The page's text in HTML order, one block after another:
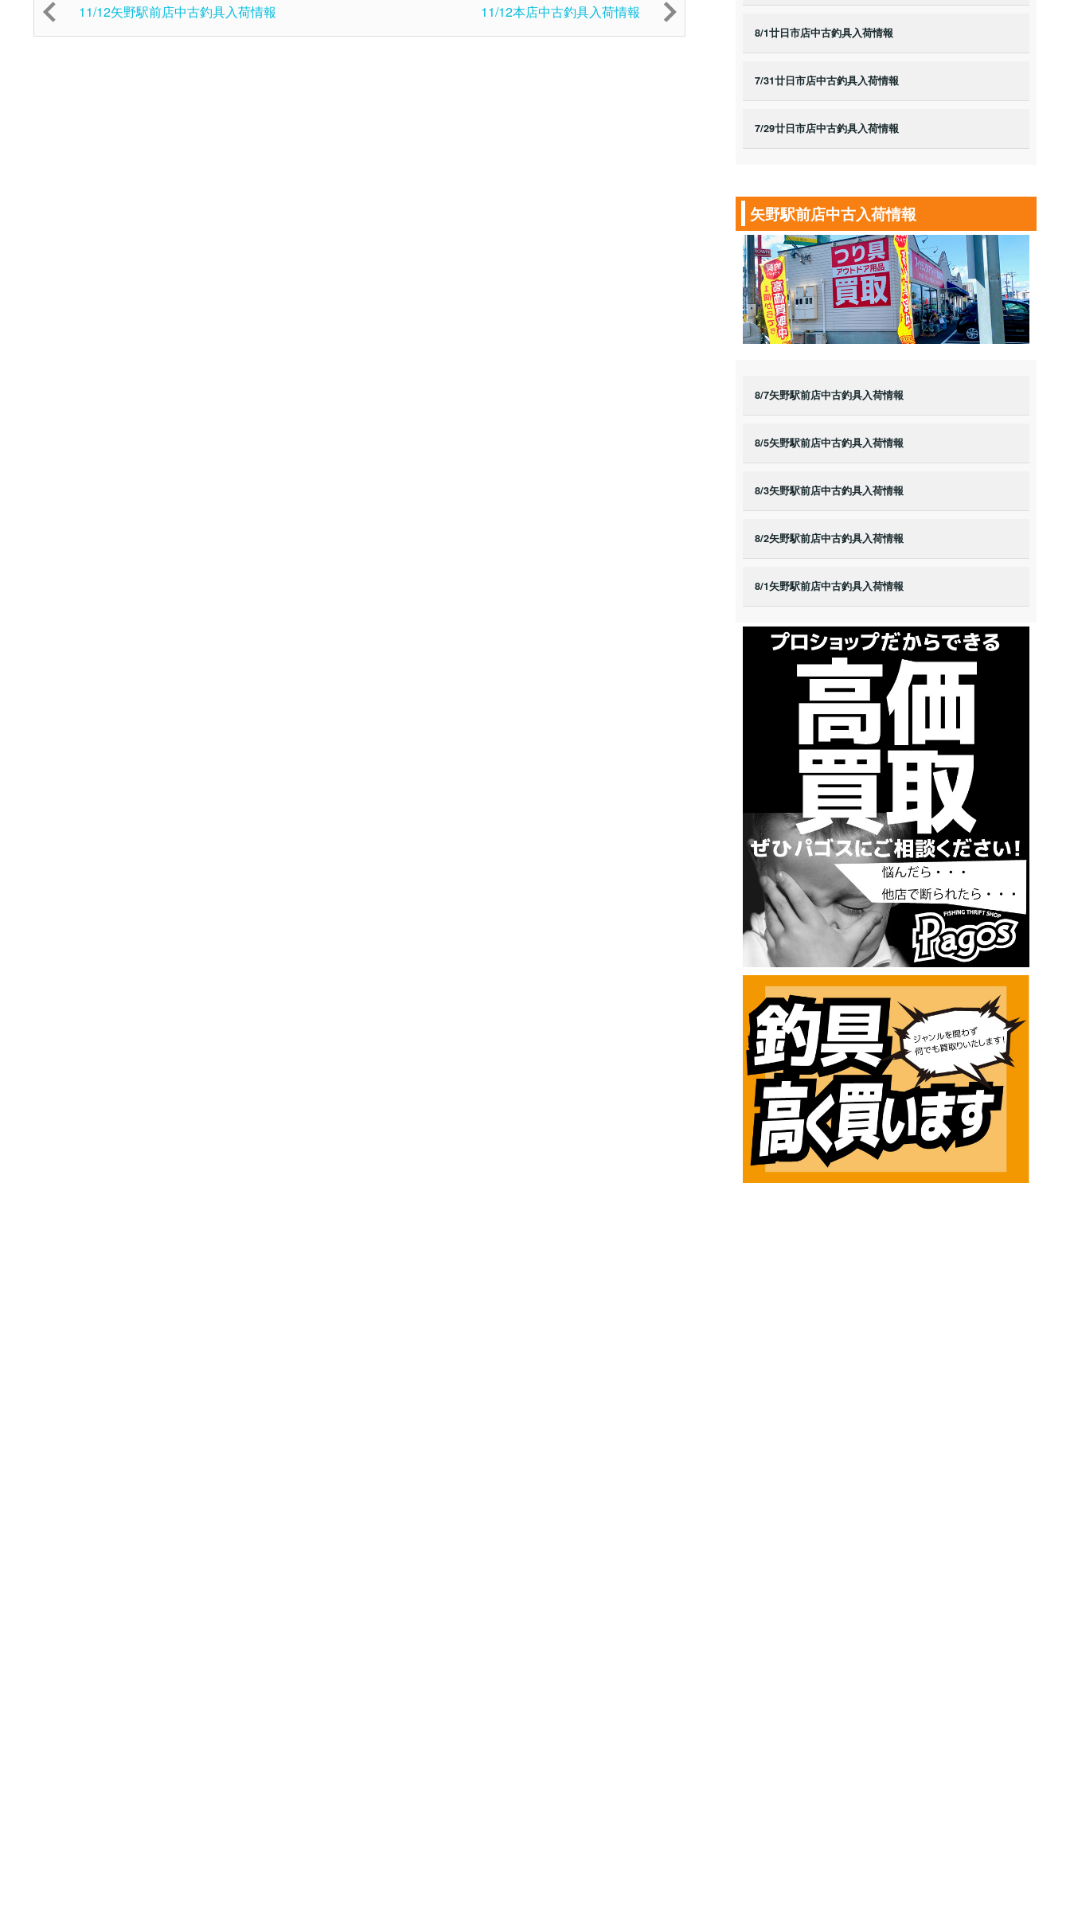
11/12矢野駅前店中古釣具入荷情報 11/12本店中古釣具入荷情報
8/1廿日市店中古釣具入荷情報
7/31廿日市店中古釣具入荷情報
7/29廿日市店中古釣具入荷情報
矢野駅前店中古入荷情報
8/7矢野駅前店中古釣具入荷情報
8/5矢野駅前店中古釣具入荷情報
8/3矢野駅前店中古釣具入荷情報
8/2矢野駅前店中古釣具入荷情報
8/1矢野駅前店中古釣具入荷情報